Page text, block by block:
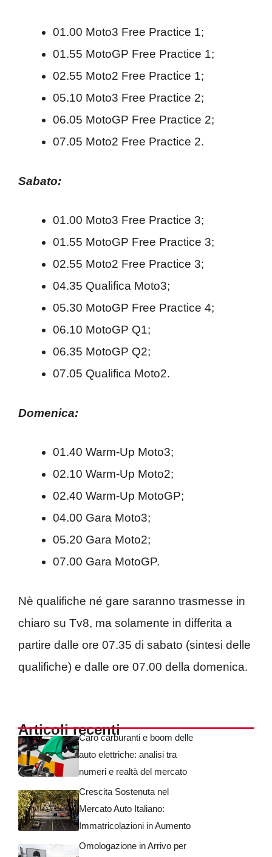
01.00 Moto3 Free Practice 1;
01.55 MotoGP Free Practice 1;
02.55 Moto2 Free Practice 1;
05.10 Moto3 Free Practice 2;
06.05 MotoGP Free Practice 2;
07.05 Moto2 Free Practice 2.
Sabato:
01.00 Moto3 Free Practice 3;
01.55 MotoGP Free Practice 3;
02.55 Moto2 Free Practice 3;
04.35 Qualifica Moto3;
05.30 MotoGP Free Practice 4;
06.10 MotoGP Q1;
06.35 MotoGP Q2;
07.05 Qualifica Moto2.
Domenica:
01.40 Warm-Up Moto3;
02.10 Warm-Up Moto2;
02.40 Warm-Up MotoGP;
04.00 Gara Moto3;
05.20 Gara Moto2;
07.00 Gara MotoGP.
Nè qualifiche né gare saranno trasmesse in
chiaro su Tv8, ma solamente in differita a
partire dalle ore 07.35 di sabato (sintesi delle
qualifiche) e dalle ore 07.00 della domenica.
Articoli recentiCaro carburanti e boom delle
auto elettriche: analisi tra
numeri e realtà del mercato
Crescita Sostenuta nel
Mercato Auto Italiano:
Immatricolazioni in Aumento
Omologazione in Arrivo per